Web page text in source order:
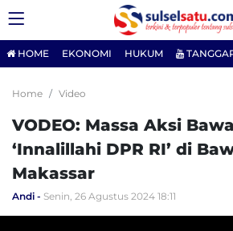
HOME EKONOMI HUKUM
Home Video
VODEO: Massa Aksi
‘Innalillahi DPR RI’ di
Makassar
Andi Senin, 26 Agustus 2024 18:11